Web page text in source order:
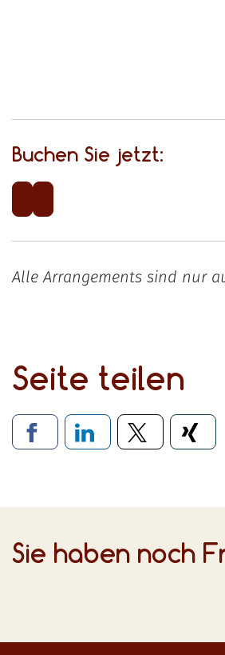
Buchen Sie jetzt:
Alle Arrangements sind nur
Seite teilen
Verlinkung
Sie haben noch